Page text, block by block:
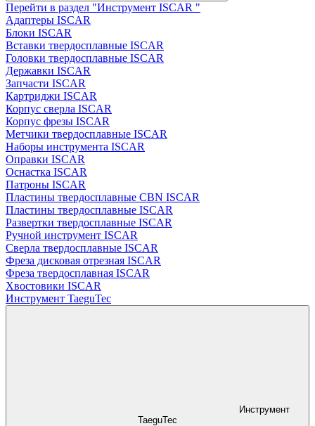
Перейти в раздел "Инструмент ISCAR "
Адаптеры ISCAR
Блоки ISCAR
Вставки твердосплавные ISCAR
Головки твердосплавные ISCAR
Державки ISCAR
Запчасти ISCAR
Картриджи ISCAR
Корпус сверла ISCAR
Корпус фрезы ISCAR
Метчики твердосплавные ISCAR
Наборы инструмента ISCAR
Оправки ISCAR
Оснастка ISCAR
Патроны ISCAR
Пластины твердосплавные CBN ISCAR
Пластины твердосплавные ISCAR
Развертки твердосплавные ISCAR
Ручной инструмент ISCAR
Сверла твердосплавные ISCAR
Фреза дисковая отрезная ISCAR
Фреза твердосплавная ISCAR
Хвостовики ISCAR
Инструмент TaeguTec
Инструмент
TaeguTec